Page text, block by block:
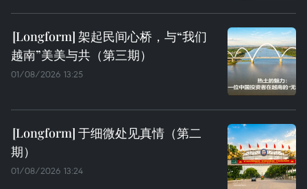
架起民间心桥，与“我们
越南”美美与共（第三期）
01/08/2026 13:25
于细微处见真情（第二
期）
01/08/2026 13:24